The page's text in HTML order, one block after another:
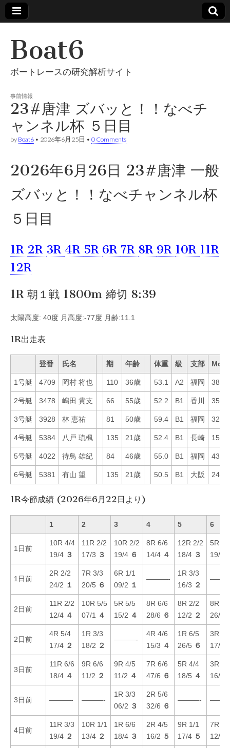
Boat6
ボートレースの研究解析サイト
事前情報
23#唐津 ズバッと！！なべチ
ャンネル杯 ５日目
by Boat6 • 2026年6月25日 • 0 Comments
2026年6月26日 23#唐津 一般
ズバッと！！なべチャンネル杯
５日目
1R 2R 3R 4R 5R 6R 7R 8R 9R 10R 11R
12R
1R 朝１戦 1800m 締切 8:39
太陽高度: 40度 月高度:-77度 月齢:11.1
1R出走表
登番 氏名 期 年齢 体重 級 支部 Mo
1号艇 4709 岡村 将也 110 36歳 53.1 A2 福岡 38
2号艇 3478 嶋田 貴支 66 55歳 52.2 B1 香川 35
3号艇 3928 林 恵祐 81 50歳 59.4 B1 福岡 32
4号艇 5384 八戸 琉楓 135 21歳 52.4 B1 長崎 15
5号艇 4022 待鳥 雄紀 84 46歳 55.0 B1 福岡 43
6号艇 5381 有山 望 135 21歳 50.5 B1 大阪 24
1R今節成績 (2026年6月22日より)
1 2 3 4 5 6
1日前
10R 4/4
19/4 ３
11R 2/2
17/3 ３
10R 2/2
19/4 ６
8R 6/6
14/4 ４
12R 2/2
18/4 ３
5R 5/
19/1
1日前
2R 2/2
24/2 １
7R 3/3
20/5 ６
6R 1/1
09/2 １
———-
1R 3/3
16/3 ２
2日前
11R 2/2
12/4 ４
10R 5/5
07/1
４
5R 5/5
15/2 ４
8R 6/6
28/6 ６
8R 2/2
12/2 ２
8R 1/
26/5
2日前
4R 5/4
17/4 ２
1R 3/3
18/2 ２
———-
4R 4/6
15/3 ４
1R 6/5
26/5 ６
3R 3/
17/5
3日前
11R 6/6
18/4 ４
9R 6/6
11/2 ２
9R 4/5
11/2 ４
7R 6/6
47/6 ６
5R 4/4
18/5 ４
3R 2/
16/1
3日前 ———- ———-
1R 3/3
06/2 ３
2R 5/6
32/6 ６
———-
4日前
11R 3/3
19/4 ２
10R 1/1
13/4 ２
1R 6/6
18/4 ３
2R 4/5
16/2 ５
9R 1/1
17/4 ５
7R 4/
12/4